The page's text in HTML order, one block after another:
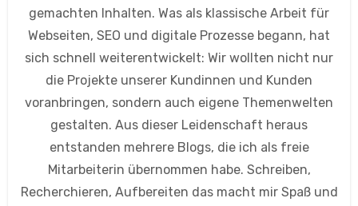
gemachten Inhalten. Was als klassische Arbeit für
Webseiten, SEO und digitale Prozesse begann, hat
sich schnell weiterentwickelt: Wir wollten nicht nur
die Projekte unserer Kundinnen und Kunden
voranbringen, sondern auch eigene Themenwelten
gestalten. Aus dieser Leidenschaft heraus
entstanden mehrere Blogs, die ich als freie
Mitarbeiterin übernommen habe. Schreiben,
Recherchieren, Aufbereiten das macht mir Spaß und